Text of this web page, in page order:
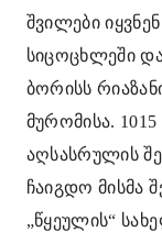
შვილები
სიცოცხლეში
ბორისს
მურომისა.
აღსასრულის
ჩაიგდო მისმა
„წყეულის“